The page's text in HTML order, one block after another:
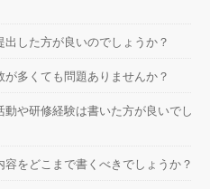
した方が良いのでしょうか？
多くても問題ありませんか？
や研修経験は書いた方が良いでし
をどこまで書くべきでしょうか？